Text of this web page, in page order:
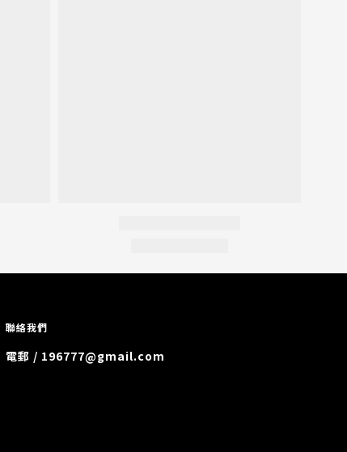
聯絡我們
電郵 / 196777@gmail.com